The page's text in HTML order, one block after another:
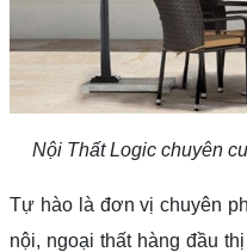
Nội Thất Logic chuyên
Tự hào là đơn vị chuyên
nội, ngoại thất hàng đầu